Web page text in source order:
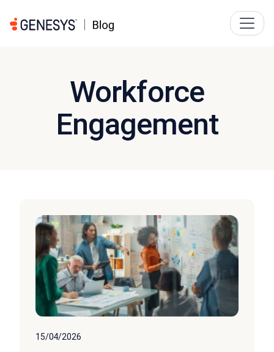
Workforce
Engagement
15/04/2026